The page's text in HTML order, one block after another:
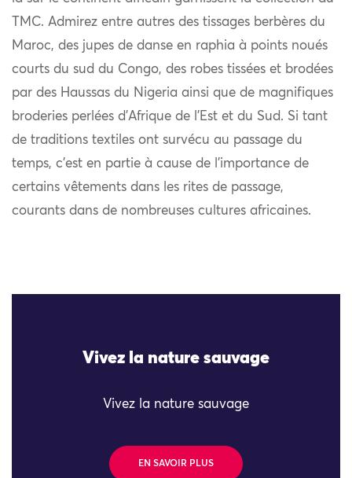
TMC. Admirez entre autres des tissages berbères du
Maroc, des jupes de danse en raphia à points noués
courts du sud du Congo, des robes tissées et brodées
par des Haussas du Nigeria ainsi que de magnifiques
broderies perlées d’Afrique de l’Est et du Sud. Si tant
de traditions textiles ont survécu au passage du
temps, c’est en partie à cause de l’importance de
certains vêtements dans les rites de passage,
courants dans de nombreuses cultures africaines.
Vivez la nature sauvage
Vivez la nature sauvage
EN SAVOIR PLUS